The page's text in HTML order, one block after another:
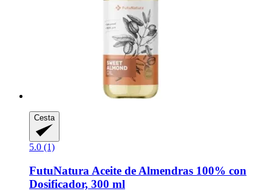
Cesta
5.0 (1)
FutuNatura Aceite de Almendras 100% con
Dosificador, 300 ml